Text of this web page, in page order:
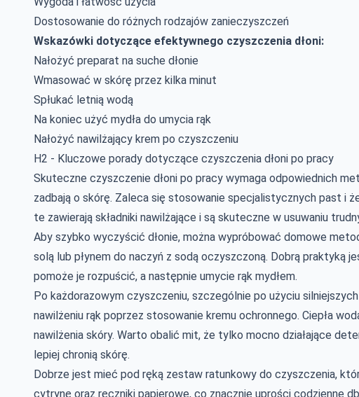
Dostosowanie do różnych rodzajów zanieczyszczeń
Wskazówki dotyczące efektywnego czyszczenia dłoni:
Nałożyć preparat na suche dłonie
Wmasować w skórę przez kilka minut
Spłukać letnią wodą
Na koniec użyć mydła do umycia rąk
Nałożyć nawilżający krem po czyszczeniu
H2 - Kluczowe porady dotyczące czyszczenia dłoni po pracy
Skuteczne czyszczenie dłoni po pracy wymaga odpowiednich
zadbają o skórę. Zaleca się stosowanie specjalistycznych past i
te zawierają składniki nawilżające i są skuteczne w usuwaniu
Aby szybko wyczyścić dłonie, można wypróbować domowe
solą lub płynem do naczyń z sodą oczyszczoną. Dobrą praktyką
pomoże je rozpuścić, a następnie umycie rąk mydłem.
Po każdorazowym czyszczeniu, szczególnie po użyciu
nawilżeniu rąk poprzez stosowanie kremu ochronnego. Ciepła
nawilżenia skóry. Warto obalić mit, że tylko mocno działające
lepiej chronią skórę.
Dobrze jest mieć pod ręką zestaw ratunkowy do czyszczenia,
cytrynę oraz ręczniki papierowe, co znacznie uprości codzienne